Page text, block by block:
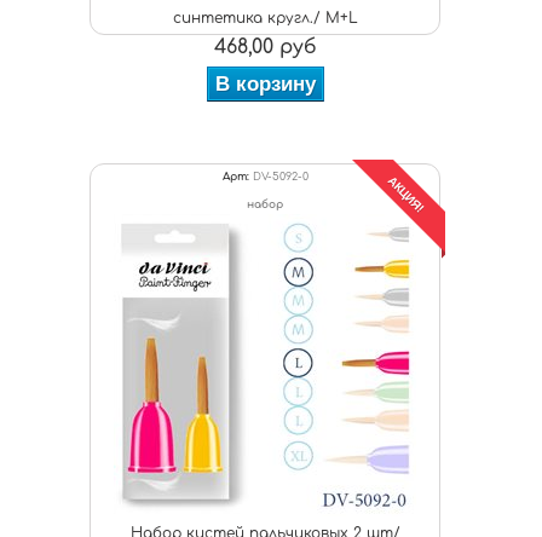
синтетика кругл./ M+L
468,00 руб
В корзину
Арт: DV-5092-0
набор
Набор кистей пальчиковых 2 шт/
АКЦИЯ!